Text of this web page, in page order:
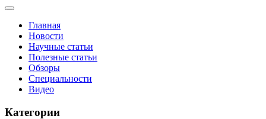
Главная
Новости
Научные статьи
Полезные статьи
Обзоры
Специальности
Видео
Категории